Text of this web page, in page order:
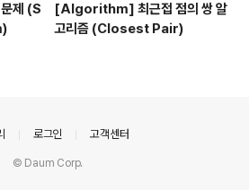
제 (S
[Algorithm] 최근접 점의 쌍 알
고리즘 (Closest Pair)
로그인 고객센터
© Daum Corp.